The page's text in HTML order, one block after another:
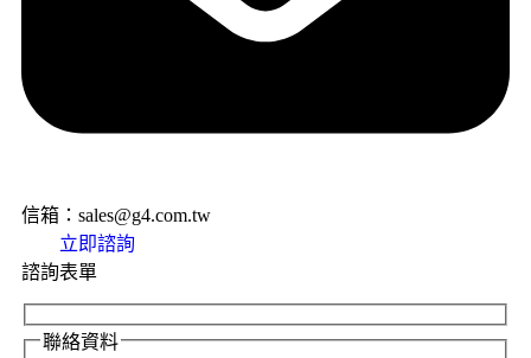
信箱：sales@g4.com.tw
立即諮詢
諮詢表單
聯絡資料